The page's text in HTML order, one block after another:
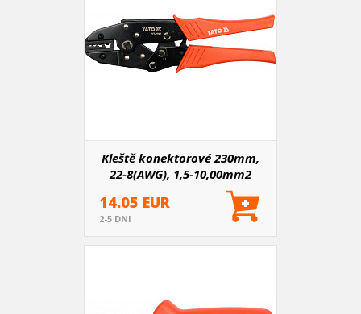
Kleště konektorové 230mm,
22-8(AWG), 1,5-10,00mm2
14.05 EUR
2-5 DNI